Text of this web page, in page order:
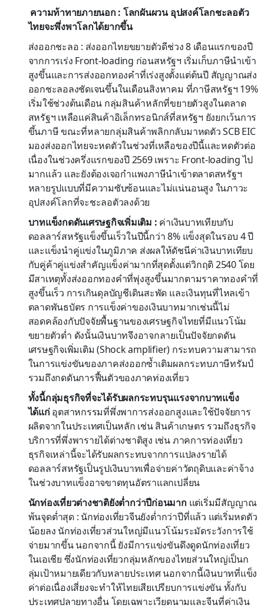
ความท้าทายภายนอก : โลกผันผวน อุปสงค์โลกชะลอตัว
ไทยจะพึ่งพาโลกได้ยากขึ้น
ส่งออกชะลอ : ส่งออกไทยขยายตัวดีช่วง 8 เดือนแรกของปี
จากการเร่ง Front-loading ก่อนสหรัฐฯ เริ่มเก็บภาษีนำเข้า
สูงขึ้นและการส่งออกทองคำที่เร่งสูงตั้งแต่ต้นปี สัญญาณส่ง
ออกชะลอลงชัดเจนขึ้นในเดือนสิงหาคม ที่ภาษีสหรัฐฯ 19%
เริ่มใช้ช่วงต้นเดือน กลุ่มสินค้าหลักที่ขยายตัวสูงในตลาด
สหรัฐฯ เหลือแค่สินค้าอิเล็กทรอนิกส์ที่สหรัฐฯ ยังยกเว้นการ
ขึ้นภาษี ขณะที่หลายกลุ่มสินค้าพลิกกลับมาหดตัว SCB EIC
มองส่งออกไทยจะหดตัวในช่วงที่เหลือของปีนี้และหดตัวต่อ
เนื่องในช่วงครึ่งแรกของปี 2569 เพราะ Front-loading ไป
มากแล้ว และยังต้องเจอกำแพงภาษีนำเข้าตลาดสหรัฐฯ
หลายรูปแบบที่มีความซับซ้อนและไม่แน่นอนสูง ในภาวะ
อุปสงค์โลกที่จะชะลอตัวลงด้วย
บาทแข็งกดดันเศรษฐกิจเพิ่มเติม : ค่าเงินบาทเทียบกับ
ดอลลาร์สหรัฐแข็งขึ้นเร็วในปีนี้กว่า 8% แข็งสุดในรอบ 4 ปี
และแข็งนำคู่แข่งในภูมิภาค ส่งผลให้ดัชนีค่าเงินบาทเทียบ
กับคู่ค้าคู่แข่งสำคัญแข็งค่ามากที่สุดตั้งแต่วิกฤติ 2540 โดย
มีสาเหตุทั้งส่งออกทองคำที่พุ่งสูงขึ้นมากตามราคาทองคำที่
สูงขึ้นเร็ว การเกินดุลบัญชีเดินสะพัด และเงินทุนที่ไหลเข้า
ตลาดพันธบัตร การแข็งค่าของเงินบาทมากเช่นนี้ไม่
สอดคล้องกับปัจจัยพื้นฐานของเศรษฐกิจไทยที่มีแนวโน้ม
ขยายตัวต่ำ ดังนั้นเงินบาทจึงอาจกลายเป็นปัจจัยกดดัน
เศรษฐกิจเพิ่มเติม (Shock amplifier) กระทบความสามารถ
ในการแข่งขันของภาคส่งออกซ้ำเติมผลกระทบภาษีทรัมป์
รวมถึงกดดันการฟื้นตัวของภาคท่องเที่ยว
ทั้งนี้กลุ่มธุรกิจที่จะได้รับผลกระทบรุนแรงจากบาทแข็ง
ได้แก่อุตสาหกรรมที่พึ่งพาการส่งออกสูงและใช้ปัจจัยการ
ผลิตจากในประเทศเป็นหลัก เช่น สินค้าเกษตร รวมถึงธุรกิจ
บริการที่พึ่งพารายได้ต่างชาติสูง เช่น ภาคการท่องเที่ยว
ธุรกิจเหล่านี้จะได้รับผลกระทบจากการแปลงรายได้
ดอลลาร์สหรัฐเป็นรูปเงินบาทเพื่อจ่ายค่าวัตถุดิบและค่าจ้าง
ในช่วงบาทแข็งอาจขาดทุนอัตราแลกเปลี่ยน
นักท่องเที่ยวต่างชาติยังต่ำกว่าปีก่อนมากแต่เริ่มมีสัญญาณ
พ้นจุดต่ำสุด : นักท่องเที่ยวจีนยังต่ำกว่าปีที่แล้ว แต่เริ่มหดตัว
น้อยลง นักท่องเที่ยวส่วนใหญ่มีแนวโน้มระมัดระวังการใช้
จ่ายมากขึ้น นอกจากนี้ ยังมีการแข่งขันดึงดูดนักท่องเที่ยว
ในเอเชีย ซึ่งนักท่องเที่ยวกลุ่มหลักของไทยส่วนใหญ่เป็นก
ลุ่มเป้าหมายเดียวกับหลายประเทศ นอกจากนี้เงินบาทที่แข็ง
ค่าต่อเนื่องเสี่ยงจะทำให้ไทยเสียเปรียบการแข่งขัน ทั้งกับ
ประเทศปลายทางอื่น โดยเฉพาะเวียดนามและจีนที่ค่าเงิน